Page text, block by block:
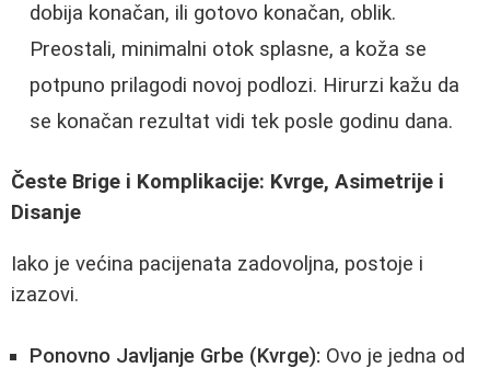
dobija konačan, ili gotovo konačan, oblik.
Preostali, minimalni otok splasne, a koža se
potpuno prilagodi novoj podlozi. Hirurzi kažu da
se konačan rezultat vidi tek posle godinu dana.
Česte Brige i Komplikacije: Kvrge, Asimetrije i
Disanje
Iako je većina pacijenata zadovoljna, postoje i
izazovi.
Ponovno Javljanje Grbe (Kvrge): Ovo je jedna od